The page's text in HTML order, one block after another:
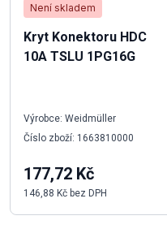
Není skladem
Kryt Konektoru HDC
10A TSLU 1PG16G
Výrobce: Weidmüller
Číslo zboží: 1663810000
177,72 Kč
146,88 Kč bez DPH